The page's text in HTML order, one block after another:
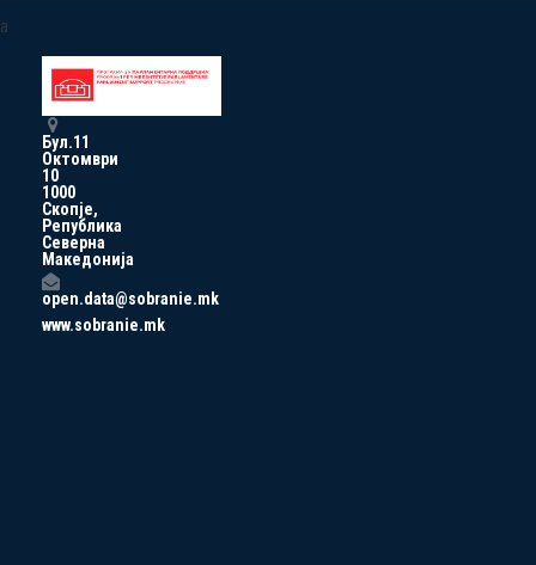
a
Бул.11
Октомври
10
1000
Скопје,
Република
Северна
Македонија
open.data@sobranie.mk
www.sobranie.mk